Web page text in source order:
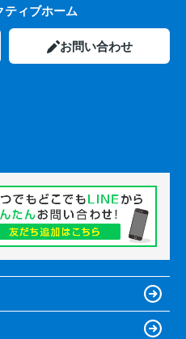
ティブホーム
お問い合わせ